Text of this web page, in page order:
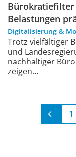
Bürokratiefilter
Belastungen
Digitalisierung &
Trotz vielfältiger
und
nachhaltiger
zeigen…
1